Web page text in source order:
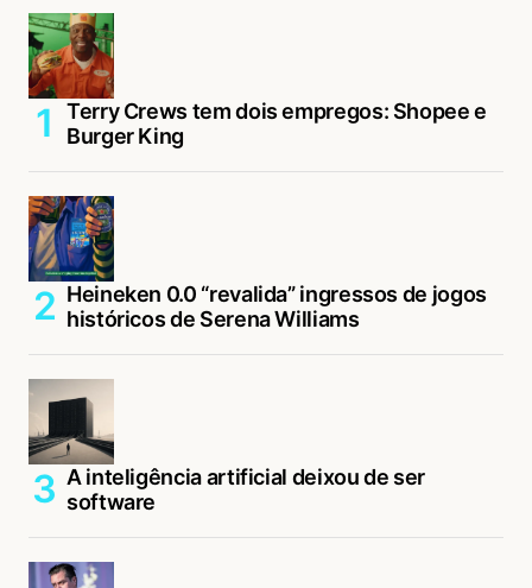
Terry Crews tem dois empregos: Shopee e
Burger King
Heineken 0.0 “revalida” ingressos de jogos
históricos de Serena Williams
A inteligência artificial deixou de ser
software